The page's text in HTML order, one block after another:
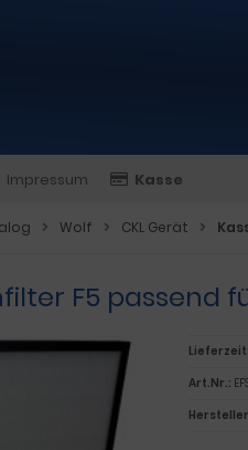
Impressum Kasse
Wolf CKL Gerät
F5 passend
Lieferzeit:
Art.Nr.: